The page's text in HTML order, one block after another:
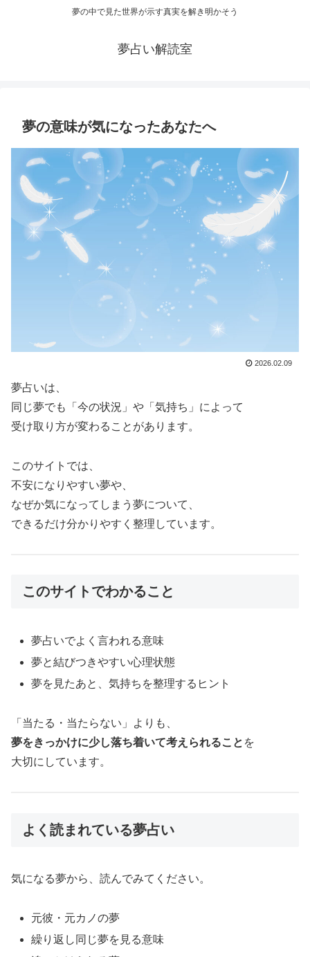
夢の中で見た世界が示す真実を解き明かそう
夢占い解読室
夢の意味が気になったあなたへ
2026.02.09
夢占いは、
同じ夢でも「今の状況」や「気持ち」によって
受け取り方が変わることがあります。
このサイトでは、
不安になりやすい夢や、
なぜか気になってしまう夢について、
できるだけ分かりやすく整理しています。
このサイトでわかること
夢占いでよく言われる意味
夢と結びつきやすい心理状態
夢を見たあと、気持ちを整理するヒント
「当たる・当たらない」よりも、
夢をきっかけに少し落ち着いて考えられること を
大切にしています。
よく読まれている夢占い
気になる夢から、読んでみてください。
元彼・元カノの夢
繰り返し同じ夢を見る意味